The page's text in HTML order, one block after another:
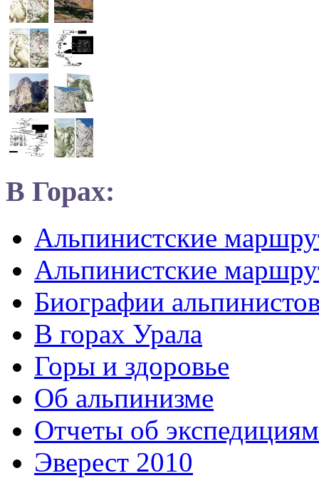
В Горах:
Альпинистские
Альпинистские
Биографии
В горах Урала
Горы и здоровье
Об альпинизме
Отчеты об экспедициям
Эверест 2010